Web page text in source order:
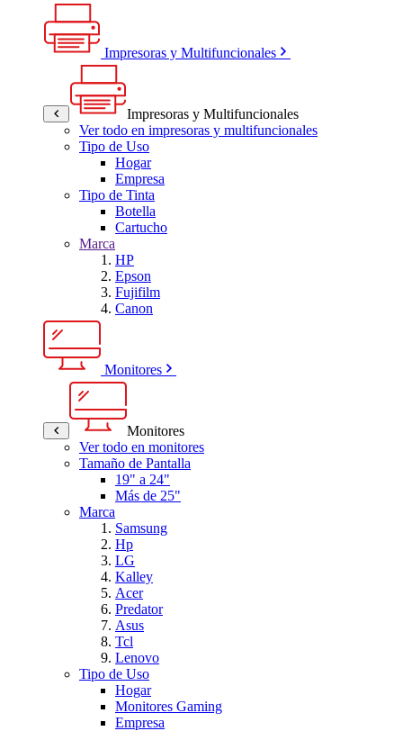
Impresoras y Multifuncionales
Impresoras y Multifuncionales
Ver todo en impresoras y multifuncionales
Tipo de Uso
Hogar
Empresa
Tipo de Tinta
Botella
Cartucho
Marca
HP
Epson
Fujifilm
Canon
Monitores
Monitores
Ver todo en monitores
Tamaño de Pantalla
19" a 24"
Más de 25"
Marca
Samsung
Hp
LG
Kalley
Acer
Predator
Asus
Tcl
Lenovo
Tipo de Uso
Hogar
Monitores Gaming
Empresa